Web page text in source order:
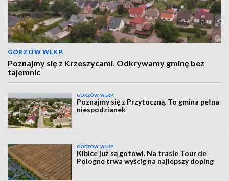
GORZÓW WLKP.
Poznajmy się z Krzeszycami. Odkrywamy gminę bez
tajemnic
GORZÓW WLKP.
Poznajmy się z Przytoczną. To gmina pełna
niespodzianek
GORZÓW WLKP.
Kibice już są gotowi. Na trasie Tour de
Pologne trwa wyścig na najlepszy doping